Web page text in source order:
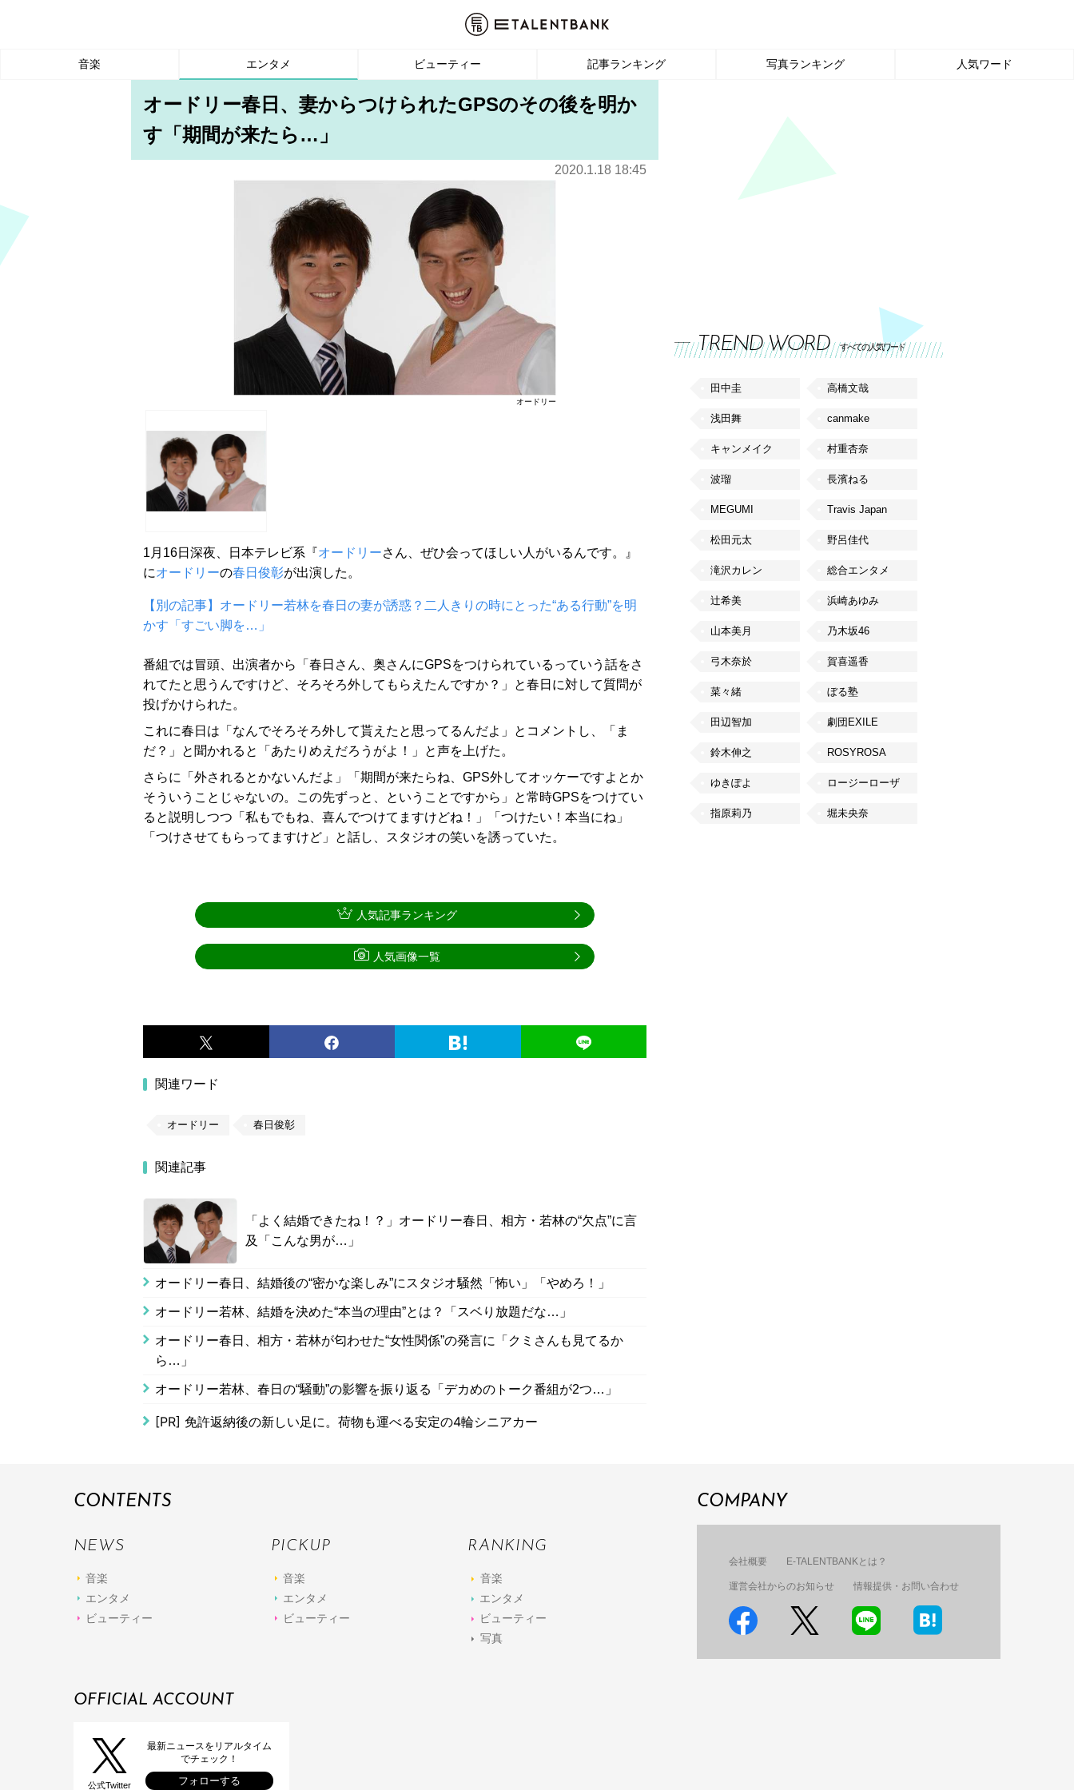
音楽 エンタメ ビューティー 記事ランキング 写真ランキング 人気ワード
オードリー春日、妻からつけられたGPSのその後を明か
す「期間が来たら…」
2020.1.18 18:45
オードリー
1月16日深夜、日本テレビ系『オードリーさん、ぜひ会ってほしい人がいるんです。』
にオードリーの春日俊彰が出演した。
【別の記事】オードリー若林を春日の妻が誘惑？二人きりの時にとった“ある行動”を明
かす「すごい脚を…」
番組では冒頭、出演者から「春日さん、奥さんにGPSをつけられているっていう話をさ
れてたと思うんですけど、そろそろ外してもらえたんですか？」と春日に対して質問が
投げかけられた。
これに春日は「なんでそろそろ外して貰えたと思ってるんだよ」とコメントし、「ま
だ？」と聞かれると「あたりめえだろうがよ！」と声を上げた。
さらに「外されるとかないんだよ」「期間が来たらね、GPS外してオッケーですよとか
そういうことじゃないの。この先ずっと、ということですから」と常時GPSをつけてい
ると説明しつつ「私もでもね、喜んでつけてますけどね！」「つけたい！本当にね」
「つけさせてもらってますけど」と話し、スタジオの笑いを誘っていた。
関連ワード
オードリー 春日俊彰
関連記事
「よく結婚できたね！？」オードリー春日、相方・若林の“欠点”に言
及「こんな男が…」
オードリー春日、結婚後の“密かな楽しみ”にスタジオ騒然「怖い」「やめろ！」
オードリー若林、結婚を決めた“本当の理由”とは？「スベり放題だな…」
オードリー春日、相方・若林が匂わせた“女性関係”の発言に「クミさんも見てるか
ら…」
オードリー若林、春日の“騒動”の影響を振り返る「デカめのトーク番組が2つ…」
[PR] 免許返納後の新しい足に。荷物も運べる安定の4輪シニアカー
人気記事ランキング
人気画像一覧
TREND WORD すべての人気ワード
田中圭 高橋文哉
浅田舞 canmake
キャンメイク 村重杏奈
波瑠 長濱ねる
MEGUMI Travis Japan
松田元太 野呂佳代
滝沢カレン 総合エンタメ
辻希美 浜崎あゆみ
山本美月 乃木坂46
弓木奈於 賀喜遥香
菜々緒 ぼる塾
田辺智加 劇団EXILE
鈴木伸之 ROSYROSA
ゆきぽよ ロージーローザ
指原莉乃 堀未央奈
CONTENTS
NEWS
音楽
エンタメ
ビューティー
PICKUP
音楽
エンタメ
ビューティー
RANKING
音楽
エンタメ
ビューティー
写真
COMPANY
会社概要 E-TALENTBANKとは？
運営会社からのお知らせ 情報提供・お問い合わせ
OFFICIAL ACCOUNT
公式Twitter
最新ニュースをリアルタイム
でチェック！
フォローする